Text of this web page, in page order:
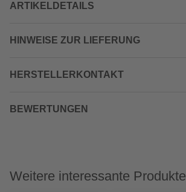
ARTIKELDETAILS
HINWEISE ZUR LIEFERUNG
HERSTELLERKONTAKT
BEWERTUNGEN
Weitere interessante Produkte